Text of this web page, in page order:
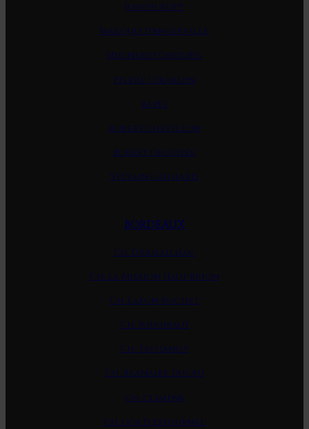
Joseph Roty
Marquis D'Angerville
Mugneret Gibourg
Pierre Girardin
Rapet
Robert Chevillon
Robert Groffier
Sylvain Cathiard
BORDEAUX
Ch. D'Armailhac
Ch. La Mission Haut-Brion
Ch. Lafon Rochet
Ch. Suduiraut
Ch. Trotanoy
Ch. Branaire Ducru
Ch. Climens
Ch. Cos D Estournel